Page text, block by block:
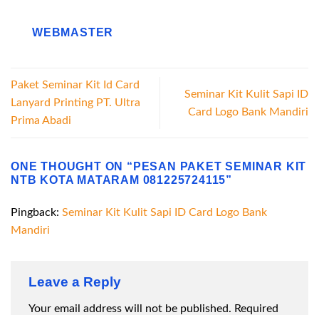
WEBMASTER
Paket Seminar Kit Id Card
Lanyard Printing PT. Ultra
Prima Abadi
Seminar Kit Kulit Sapi ID
Card Logo Bank Mandiri
ONE THOUGHT ON “ PESAN PAKET SEMINAR KIT
NTB KOTA MATARAM 081225724115”
Pingback: Seminar Kit Kulit Sapi ID Card Logo Bank
Mandiri
Leave a Reply
Your email address will not be published. Required